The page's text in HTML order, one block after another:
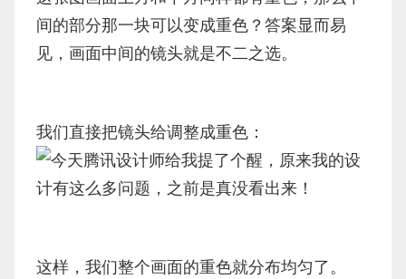
间的部分那一块可以变成重色？答案显而易
见，画面中间的镜头就是不二之选。
我们直接把镜头给调整成重色：
这样，我们整个画面的重色就分布均匀了。